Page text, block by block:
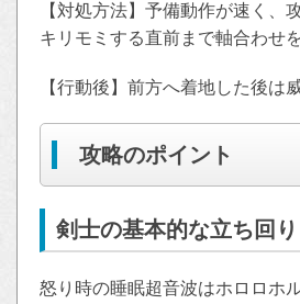
【対処方法】予備動作が速く、
キリモミする直前まで軸合わせ
【行動後】前方へ着地した後は
攻略のポイント
剣士の基本的な立ち回り
怒り時の睡眠超音波はホロロホ